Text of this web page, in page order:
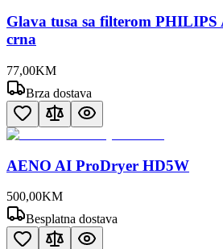
Glava tusa sa filterom PHILIPS
crna
77,00KM
Brza dostava
AENO AI ProDryer HD5W
500,00KM
Besplatna dostava